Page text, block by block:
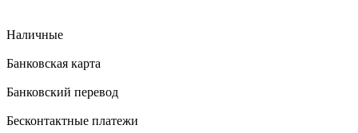
Наличные
Банковская карта
Банковский перевод
Бесконтактные платежи